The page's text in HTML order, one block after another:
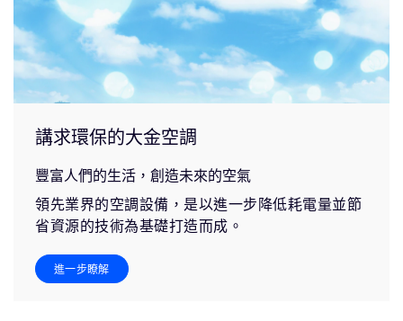
講求環保的大金空調
豐富人們的生活，創造未來的空氣
領先業界的空調設備，是以進一步降低耗電量並節
省資源的技術為基礎打造而成。
進一步瞭解